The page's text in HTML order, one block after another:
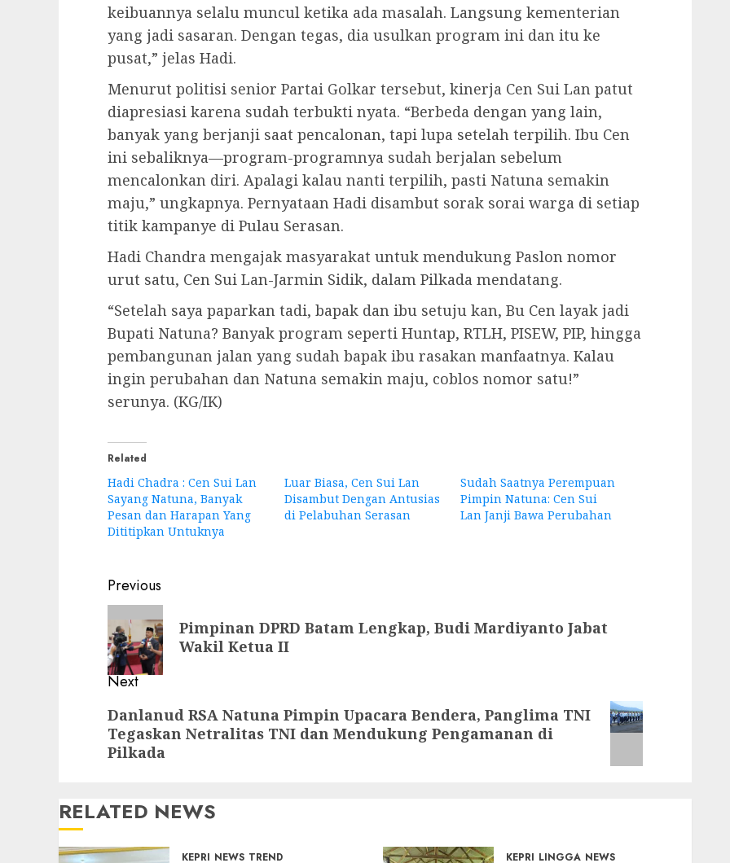
keibuannya selalu muncul ketika ada masalah. Langsung kementerian
yang jadi sasaran. Dengan tegas, dia usulkan program ini dan itu ke
pusat,” jelas Hadi.
Menurut politisi senior Partai Golkar tersebut, kinerja Cen Sui Lan patut
diapresiasi karena sudah terbukti nyata. “Berbeda dengan yang lain,
banyak yang berjanji saat pencalonan, tapi lupa setelah terpilih. Ibu Cen
ini sebaliknya—program-programnya sudah berjalan sebelum
mencalonkan diri. Apalagi kalau nanti terpilih, pasti Natuna semakin
maju,” ungkapnya. Pernyataan Hadi disambut sorak sorai warga di setiap
titik kampanye di Pulau Serasan.
Hadi Chandra mengajak masyarakat untuk mendukung Paslon nomor
urut satu, Cen Sui Lan-Jarmin Sidik, dalam Pilkada mendatang.
“Setelah saya paparkan tadi, bapak dan ibu setuju kan, Bu Cen layak jadi
Bupati Natuna? Banyak program seperti Huntap, RTLH, PISEW, PIP, hingga
pembangunan jalan yang sudah bapak ibu rasakan manfaatnya. Kalau
ingin perubahan dan Natuna semakin maju, coblos nomor satu!”
serunya. (KG/IK)
Related
Hadi Chadra : Cen Sui Lan
Sayang Natuna, Banyak
Pesan dan Harapan Yang
Dititipkan Untuknya
Luar Biasa, Cen Sui Lan
Disambut Dengan Antusias
di Pelabuhan Serasan
Sudah Saatnya Perempuan
Pimpin Natuna: Cen Sui
Lan Janji Bawa Perubahan
Post
navigation
Previous
Previous
post:
Pimpinan DPRD Batam Lengkap, Budi Mardiyanto Jabat
Wakil Ketua II
Next
Next
post:
Danlanud RSA Natuna Pimpin Upacara Bendera, Panglima TNI
Tegaskan Netralitas TNI dan Mendukung Pengamanan di
Pilkada
RELATED NEWS
KEPRI NEWS TREND KEPRI LINGGA NEWS